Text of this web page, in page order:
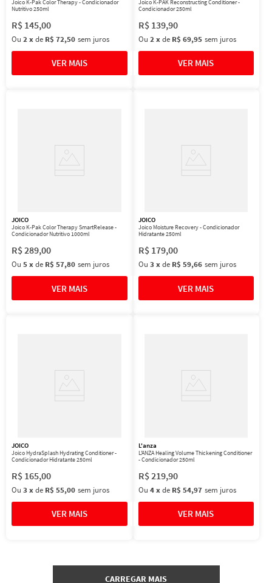
Joico K-Pak Color Therapy - Condicionador
Nutritivo 250ml
R$ 145,00
Ou 2xde R$ 72,50 sem juros
Joico K-PAK Reconstructing Conditioner -
Condicionador 250ml
R$ 139,90
Ou 2 xde R$ 69,95 sem juros
JOICO
Joico K-Pak Color Therapy SmartRelease -
Condicionador Nutritivo 1000ml
R$289,00
Ou 5xde R$ 57,80 sem juros
JOICO
Joico Moisture Recovery - Condicionador
Hidratante 250ml
R$ 179,00
Ou 3 xde R$ 59,66 sem juros
JOICO
Joico HydraSplash Hydrating Conditioner -
Condicionador Hidratante 250ml
R$ 165,00
Ou 3 xde R$ 55,00 sem juros
L'anza
L'ANZA Healing Volume Thickening Conditioner
- Condicionador 250ml
R$219,90
Ou 4 xde R$ 54,97 sem juros